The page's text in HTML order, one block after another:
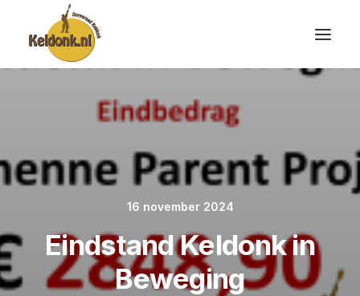
16 november 2024
Eindstand Keldonk in
Beweging